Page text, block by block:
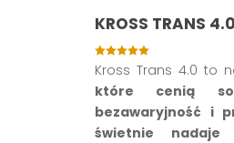
KROSS TRANS

Kross Trans 4.0 to
które cenią
bezawaryjność i
świetnie